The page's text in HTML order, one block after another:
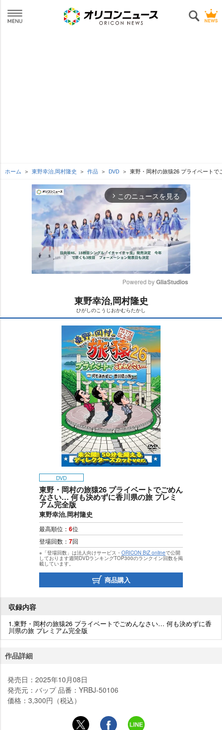
ホーム 東野幸治,岡村隆史 作品 DVD 東野・岡村の旅猿26 プライベート
arrow_forward_ios このニュースを見る
t
e
Powered by GliaStudios
東野幸治,岡村隆史
ひがしのこうじおかむらたかし
DVD
東野・岡村の旅猿26 プライベートでごめん
なさい… 何も決めずに香川県の旅 プレミ
アム完全版
東野幸治,岡村隆史
最高順位： 6位
登場回数： 7回
※「登場回数」は法人向けサービス・ ORICON BiZ onlineで公開
しております週間DVDランキングTOP300のランクイン回数を掲
載しています。
商品購入
収録内容
1.東野・岡村の旅猿26 プライベートでごめんなさい… 何も決めずに香
川県の旅 プレミアム完全版
作品詳細
発売日：2025年10月08日
発売元：バップ 品番：YRBJ-50106
価格：3,300円（税込）